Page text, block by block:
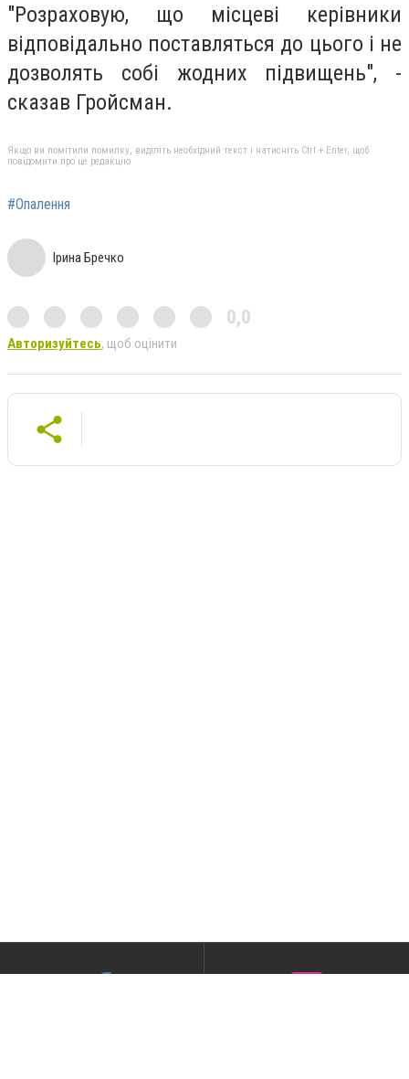
"Розраховую, що місцеві керівники
відповідально поставляться до цього і не
дозволять собі жодних підвищень", -
сказав Гройсман.
Якщо ви помітили помилку, виділіть необхідний текст і натисніть Ctrl + Enter, щоб
повідомити про це редакцію
#Опалення
Ірина Бречко
0,0
Авторизуйтесь, щоб оцінити